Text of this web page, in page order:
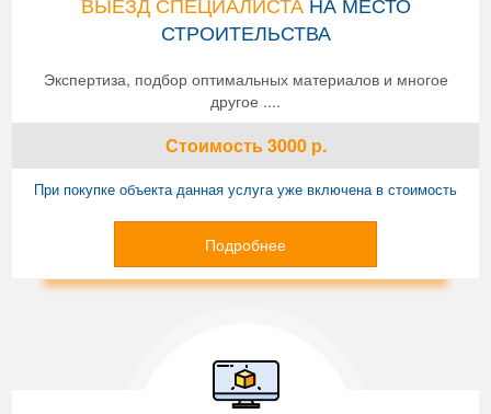
СТРОИТЕЛЬСТВА
Экспертиза, подбор оптимальных материалов и многое
другое ....
Стоимость3000р.
При покупке объекта данная услуга уже включена в стоимость
Подробнее